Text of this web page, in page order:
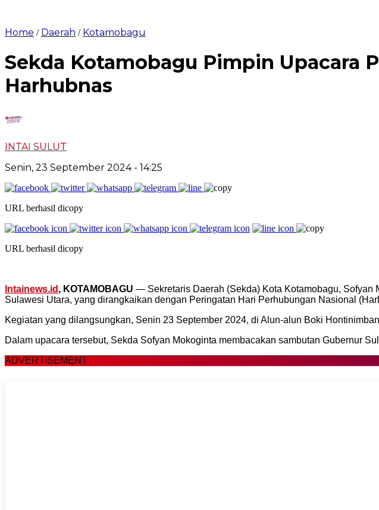
Home / Daerah / Kotamobagu
Sekda Kotamobagu Pimpin Upacara
Harhubnas
INTAI SULUT
Senin, 23 September 2024 - 14:25
URL berhasil dicopy
URL berhasil dicopy
Intainews.id , KOTAMOBAGU — Sekretaris Daerah (Sekda) Kota Kotamobagu, Sofyan
Sulawesi Utara, yang dirangkaikan dengan Peringatan Hari Perhubungan Nasional
Kegiatan yang dilangsungkan, Senin 23 September 2024, di Alun-alun Boki
Dalam upacara tersebut, Sekda Sofyan Mokoginta membacakan sambutan Gubernur
ADVERTISEMENT